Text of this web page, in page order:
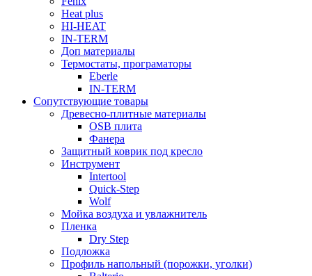
Heat plus
HI-HEAT
IN-TERM
Доп материалы
Термостаты, програматоры
Eberle
IN-TERM
Сопутствующие товары
Древесно-плитные материалы
OSB плита
Фанера
Защитный коврик под кресло
Инструмент
Intertool
Quick-Step
Wolf
Мойка воздуха и увлажнитель
Пленка
Dry Step
Подложка
Профиль напольный (порожки, уголки)